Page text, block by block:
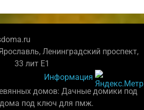
Ленинградский проспект,
33 лит Е1
Информация
домов: Дачные домики под
дома под ключ для пмж.